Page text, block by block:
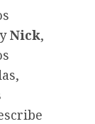
yNick,